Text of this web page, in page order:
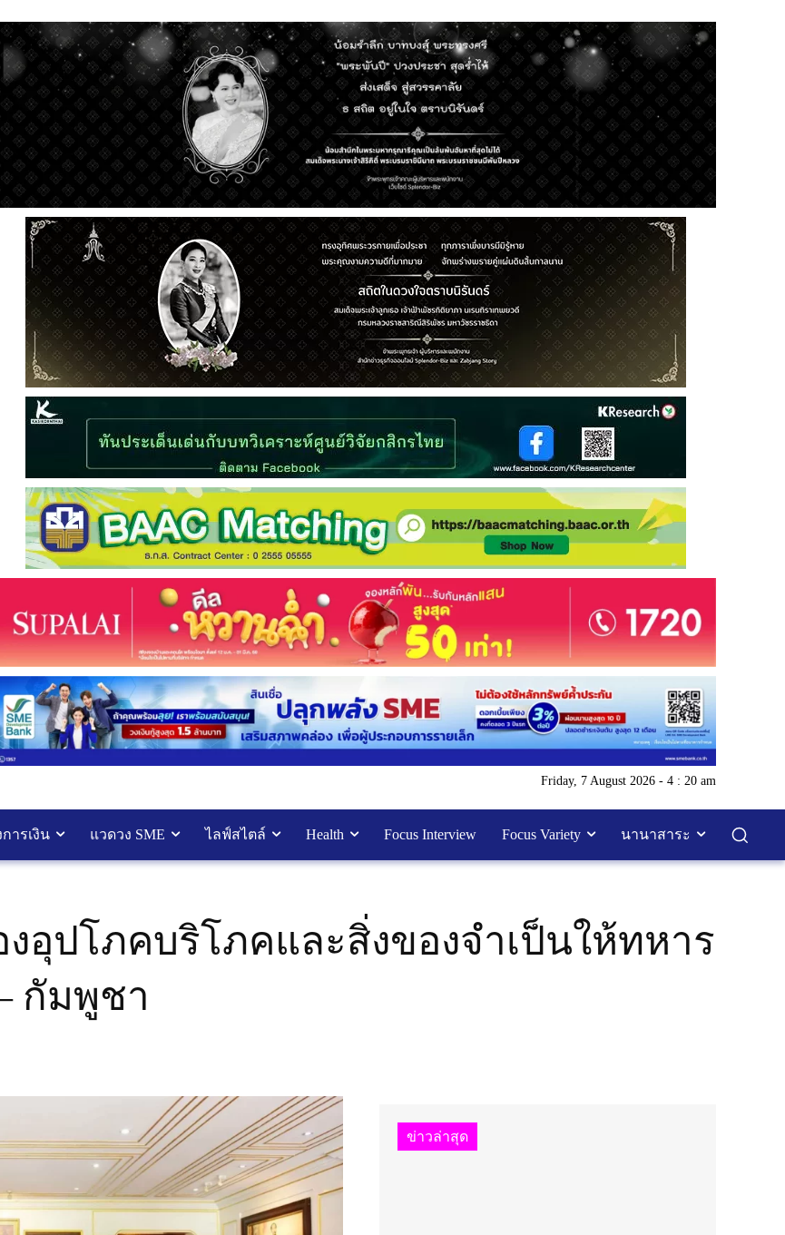
Friday, 7 August 2026 - 4 : 20 am
ารเงิน แวดวง SME ไลฟ์สไตล์ Health Focus Interview Focus Variety นานาสาระ
อุปโภคบริโภคและสิ่งของจำเป็นให้ทหาร
กัมพูชา
ข่าวล่าสุด